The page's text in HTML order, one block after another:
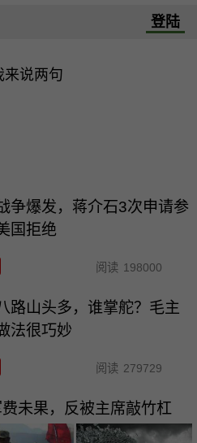
登陆
来说两句
争爆发，蒋介石3次申请参
国拒绝
阅读 198000
路山头多，谁掌舵？毛主
法很巧妙
阅读 279729
未果，反被主席敲竹杠